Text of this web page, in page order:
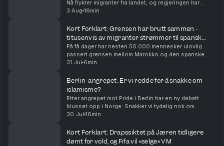
Nå flykter migranter fra landet, og regjeringen har
deportert over 50 000. Både folk i gatene og
3 Aug 16min
Kort Forklart: Grensen har brutt sammen -
titusenvis av migranter strømmer til spansk
eksklave
På få dager har nesten 50 000 mennesker ulovlig
passert grensen mellom Marokko og den spanske
eksklaven Ceuta. Mange har tatt sjøveien med
gjerder. N...
31 Jul 6min
Berlin-angrepet: Er vi redde for å snakke om
islamisme?
Etter angrepet mot Pride i Berlin har en ny debatt
blusset opp i Norge: Snakker vi tydelig nok om
ideologien bak islamistisk terror? Og hva sier
Med u...
30 Jul 16min
Kort Forklart: Drapssiktet på Jæren tidligere
dømt for vold, og Fifa vil «selge» VM